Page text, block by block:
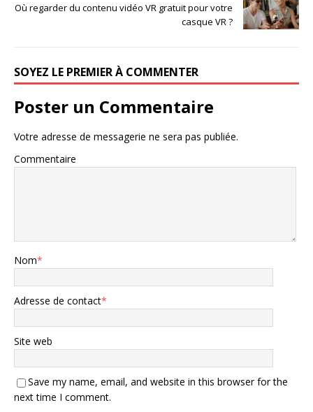
Où regarder du contenu vidéo VR gratuit pour votre
casque VR ?
SOYEZ LE PREMIER À COMMENTER
Poster un Commentaire
Votre adresse de messagerie ne sera pas publiée.
Commentaire
Nom*
Adresse de contact*
Site web
Save my name, email, and website in this browser for the
next time I comment.